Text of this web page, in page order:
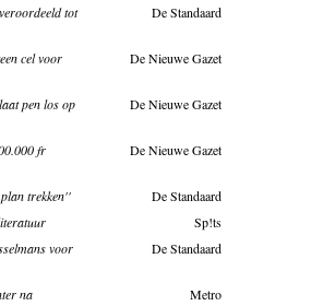
tot
De Standaard
cel voor
De Nieuwe Gazet
pen los op
De Nieuwe Gazet
fr
De Nieuwe Gazet
trekken'' De Standaard
Sp!ts
voor
De Standaard
na
Metro